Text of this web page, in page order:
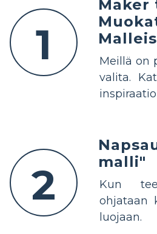
1
Maker
Meillä on
valita.
2
malli"
Kun
ohjataan
luojaan.